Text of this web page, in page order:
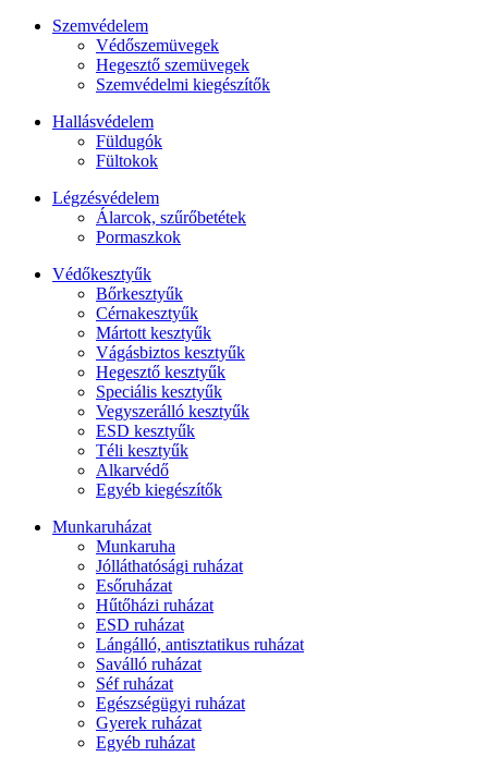
Szemvédelem
Védőszemüvegek
Hegesztő szemüvegek
Szemvédelmi kiegészítők
Hallásvédelem
Füldugók
Fültokok
Légzésvédelem
Álarcok, szűrőbetétek
Pormaszkok
Védőkesztyűk
Bőrkesztyűk
Cérnakesztyűk
Mártott kesztyűk
Vágásbiztos kesztyűk
Hegesztő kesztyűk
Speciális kesztyűk
Vegyszerálló kesztyűk
ESD kesztyűk
Téli kesztyűk
Alkarvédő
Egyéb kiegészítők
Munkaruházat
Munkaruha
Jólláthatósági ruházat
Esőruházat
Hűtőházi ruházat
ESD ruházat
Lángálló, antisztatikus ruházat
Saválló ruházat
Séf ruházat
Egészségügyi ruházat
Gyerek ruházat
Egyéb ruházat